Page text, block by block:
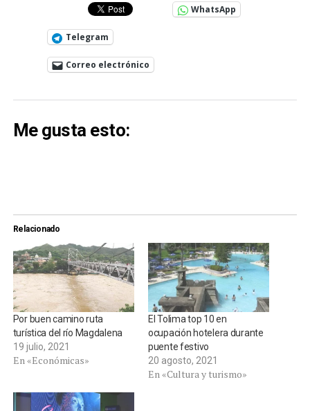
WhatsApp
Telegram
Correo electrónico
Me gusta esto:
Relacionado
Por buen camino ruta
turística del río Magdalena
19 julio, 2021
En «Económicas»
El Tolima top 10 en
ocupación hotelera durante
puente festivo
20 agosto, 2021
En «Cultura y turismo»